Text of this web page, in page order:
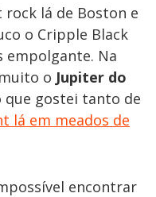
lá de Boston e
o Cripple Black
empolgante. Na
o Jupiter do
que gostei tanto de
lá em meados de
encontrar